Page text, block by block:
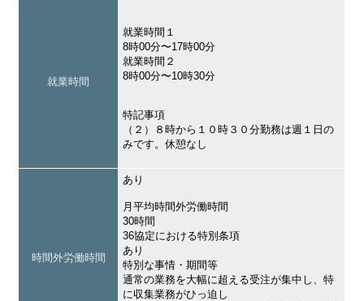
就業時間
就業時間１
8時00分〜17時00分
就業時間２
8時00分〜10時30分
特記事項
（２）８時から１０時３０分勤務は週１日の
みです。休憩なし
時間外労働時間
あり
月平均時間外労働時間
30時間
36協定における特別条項
あり
特別な事情・期間等
通常の業務を大幅に超える受注が集中し、特
に収集業務がひっ迫し